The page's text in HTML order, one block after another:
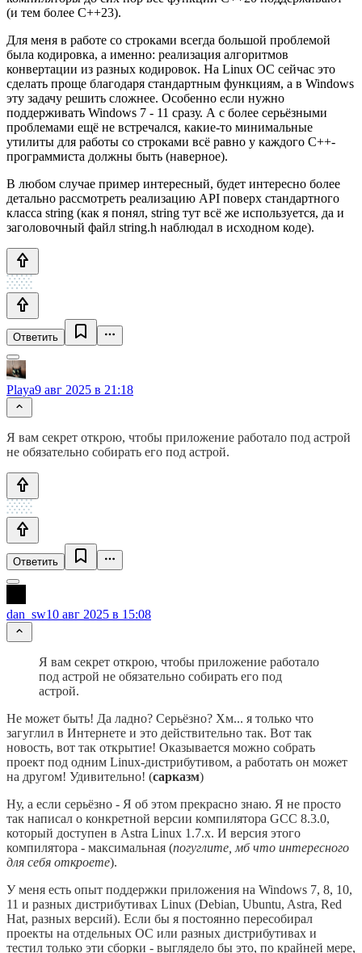
(и тем более C++23).
Для меня в работе со строками всегда большой проблемой
была кодировка, а именно: реализация алгоритмов
конвертации из разных кодировок. На Linux ОС сейчас это
сделать проще благодаря стандартным функциям, а в Windows
эту задачу решить сложнее. Особенно если нужно
поддерживать Windows 7 - 11 сразу. А с более серьёзными
проблемами ещё не встречался, какие-то минимальные
утилиты для работы со строками всё равно у каждого C++-
программиста должны быть (наверное).
В любом случае пример интересный, будет интересно более
детально рассмотреть реализацию API поверх стандартного
класса string (как я понял, string тут всё же используется, да и
заголовочный файл string.h наблюдал в исходном коде).
Ответить
Playa9 авг 2025 в 21:18
Я вам секрет открою, чтобы приложение работало под астрой
не обязательно собирать его под астрой.
Ответить
dan_sw10 авг 2025 в 15:08
Я вам секрет открою, чтобы приложение работало
под астрой не обязательно собирать его под
астрой.
Не может быть! Да ладно? Серьёзно? Хм... я только что
загуглил в Интернете и это действительно так. Вот так
новость, вот так открытие! Оказывается можно собрать
проект под одним Linux-дистрибутивом, а работать он может
на другом! Удивительно! (сарказм)
Ну, а если серьёзно - Я об этом прекрасно знаю. Я не просто
так написал о конкретной версии компилятора GCC 8.3.0,
который доступен в Astra Linux 1.7.x. И версия этого
компилятора - максимальная (погуглите, мб что интересного
для себя откроете).
У меня есть опыт поддержки приложения на Windows 7, 8, 10,
11 и разных дистрибутивах Linux (Debian, Ubuntu, Astra, Red
Hat, разных версий). Если бы я постоянно пересобирал
проекты на отдельных ОС или разных дистрибутивах и
тестил только эти сборки - выглядело бы это, по крайней мере,